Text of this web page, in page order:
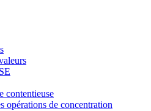
contentieuse
opérations de concentration